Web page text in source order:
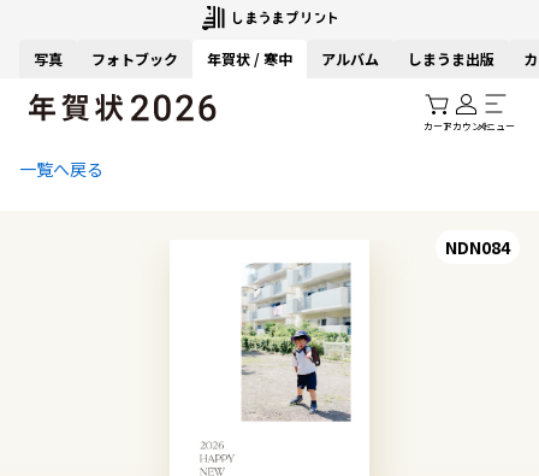
写真 フォトブック 年賀状 / 寒中 アルバム しまうま出版
カートアカウントメニュー
一覧へ戻る
NDN084